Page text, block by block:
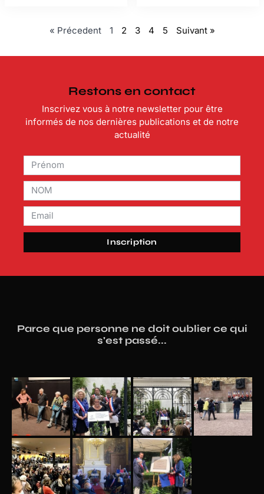
« Précedent 1 2 3 4 5 Suivant »
Restons en contact
Inscrivez vous à notre newsletter pour être
informés de nos dernières publications et de notre
actualité
Inscription
Parce que personne ne doit oublier ce qui
s'est passé...